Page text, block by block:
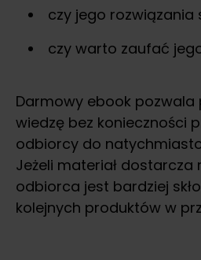
czy jego rozwiązania
czy warto zaufać
Darmowy ebook pozwala
wiedzę bez konieczności
odbiorcy do
Jeżeli materiał dostarcza
odbiorca jest bardziej
kolejnych produktów w